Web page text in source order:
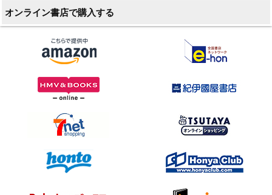
オンライン書店で購入する